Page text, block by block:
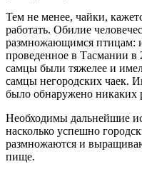
Тем не менее, чайки,
работать. Обилие
размножающимся птицам:
проведенное в Тасмании в
самцы были тяжелее и
самцы негородских чаек.
было обнаружено никаких
Необходимы дальнейшие
насколько успешно
размножаются и
пище.